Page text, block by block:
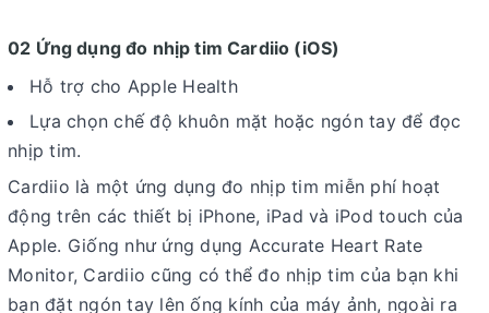
02 Ứng dụng đo nhịp tim Cardiio (iOS)
Hỗ trợ cho Apple Health
Lựa chọn chế độ khuôn mặt hoặc ngón tay để đọc
nhịp tim.
Cardiio là một ứng dụng đo nhịp tim miễn phí hoạt
động trên các thiết bị iPhone, iPad và iPod touch của
Apple. Giống như ứng dụng Accurate Heart Rate
Monitor, Cardiio cũng có thể đo nhịp tim của bạn khi
bạn đặt ngón tay lên ống kính của máy ảnh, ngoài ra